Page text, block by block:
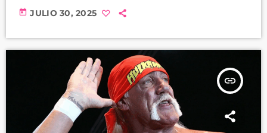
today JULIO 30, 2025
insert_link